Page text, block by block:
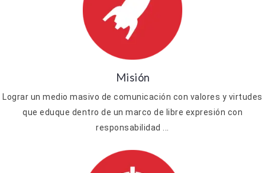
Misión
Lograr un medio masivo de comunicación con valores y virtudes
que eduque dentro de un marco de libre expresión con
responsabilidad ...